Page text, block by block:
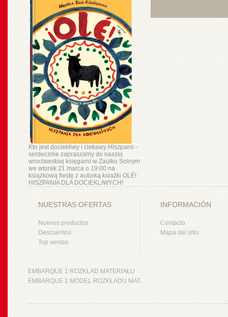
Kto jest dociekliwy i ciekawy Hiszpanii -
serdecznie zapraszamy do naszej
wrocławskiej księgarni w Zaułku Solnym
we wtorek 21 marca o 19:00 na
książkową fiestę z autorką ksiażki OLÉ!
HISZPANIA DLA DOCIEKLIWYCH!
NUESTRAS OFERTAS
Nuevos productos
Descuentos
Top ventas
INFORMACIÓN
Contacto
Mapa del sitio
EMBARQUE 1 ROZKŁAD MATERIAŁU
EMBARQUE 1 MODEL ROZKŁADU MAT.